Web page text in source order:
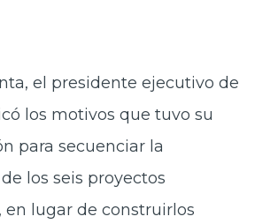
el presidente ejecutivo de
los motivos que tuvo su
para secuenciar la
los seis proyectos
, en lugar de construirlos